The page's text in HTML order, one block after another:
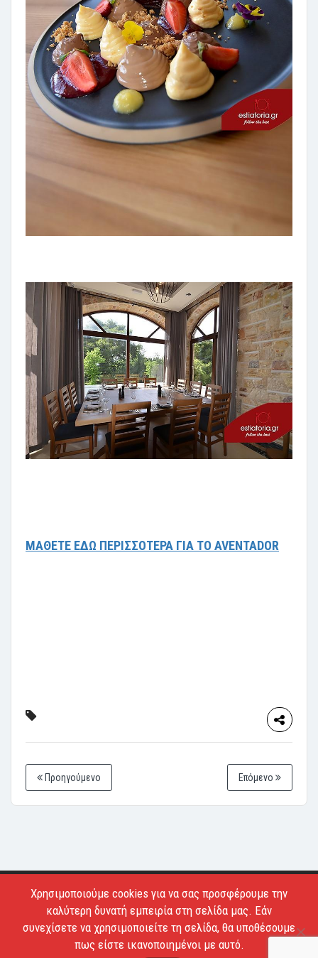
ΜΑΘΕΤΕ ΕΔΩ ΠΕΡΙΣΣΟΤΕΡΑ ΓΙΑ ΤΟ AVENTADOR
Προηγούμενο Επόμενο
Copyright © 2026 - Estiatoria. All Rights Reserved.
Απαγορεύεται το κατέβασμα των φωτογραφιών και η
αντιγραφή των κειμένων.
Χρησιμοποιούμε cookies για να σας προσφέρουμε την
καλύτερη δυνατή εμπειρία στη σελίδα μας. Εάν
συνεχίσετε να χρησιμοποιείτε τη σελίδα, θα υποθέσουμε
πως είστε ικανοποιημένοι με αυτό.